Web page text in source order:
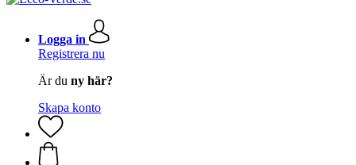
Logga in
Registrera nu
Är du ny här?
Skapa konto